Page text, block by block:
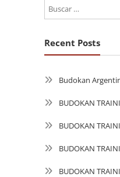
Recent Posts
Budokan
BUDOKAN
BUDOKAN
BUDOKAN
BUDOKAN